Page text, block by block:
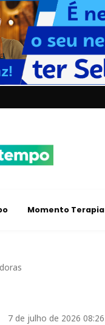
Momento Terapia
7 de julho de 2026 08:26